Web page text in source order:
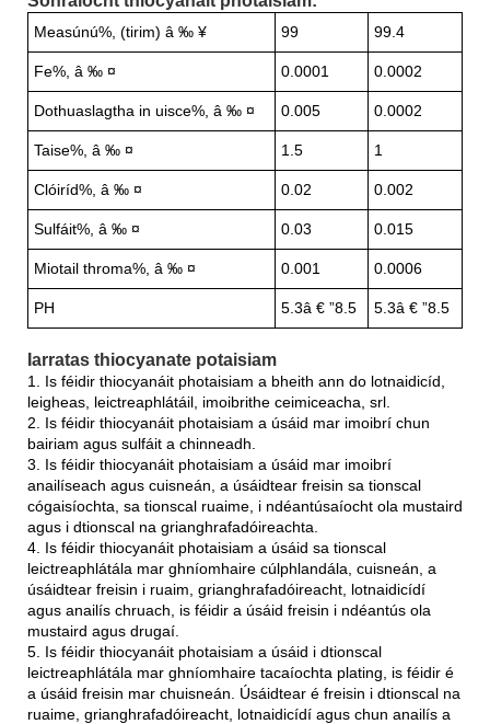
Measúnú%, (tirim) â ‰ ¥ 99 99.4
Fe%, â ‰ ¤ 0.0001 0.0002
Dothuaslagtha in uisce%, â ‰ ¤ 0.005 0.0002
Taise%, â ‰ ¤ 1.5 1
Clóiríd%, â ‰ ¤ 0.02 0.002
Sulfáit%, â ‰ ¤ 0.03 0.015
Miotail throma%, â ‰ ¤ 0.001 0.0006
PH 5.3â € ”8.5 5.3â € ”8.5
Iarratas thiocyanate potaisiam
1. Is féidir thiocyanáit photaisiam a bheith ann do lotnaidicíd,
leigheas, leictreaphlátáil, imoibrithe ceimiceacha, srl.
2. Is féidir thiocyanáit photaisiam a úsáid mar imoibrí chun
bairiam agus sulfáit a chinneadh.
3. Is féidir thiocyanáit photaisiam a úsáid mar imoibrí
anailíseach agus cuisneán, a úsáidtear freisin sa tionscal
cógaisíochta, sa tionscal ruaime, i ndéantúsaíocht ola mustaird
agus i dtionscal na grianghrafadóireachta.
4. Is féidir thiocyanáit photaisiam a úsáid sa tionscal
leictreaphlátála mar ghníomhaire cúlphlandála, cuisneán, a
úsáidtear freisin i ruaim, grianghrafadóireacht, lotnaidicídí
agus anailís chruach, is féidir a úsáid freisin i ndéantús ola
mustaird agus drugaí.
5. Is féidir thiocyanáit photaisiam a úsáid i dtionscal
leictreaphlátála mar ghníomhaire tacaíochta plating, is féidir é
a úsáid freisin mar chuisneán. Úsáidtear é freisin i dtionscal na
ruaime, grianghrafadóireacht, lotnaidicídí agus chun anailís a